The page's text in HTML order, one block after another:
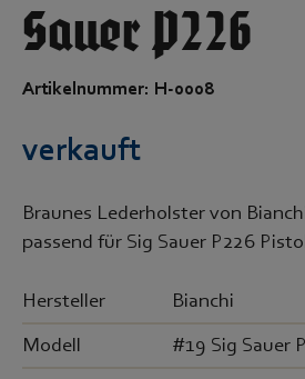
Sauer P226
Artikelnummer: H-0008
verkauft
Braunes Lederholster von
passend für Sig Sauer P226
Hersteller Bianchi
Modell #19 Sig Sauer